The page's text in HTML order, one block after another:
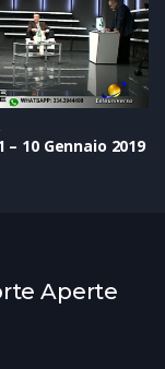
– 10 Gennaio 2019
Aperte